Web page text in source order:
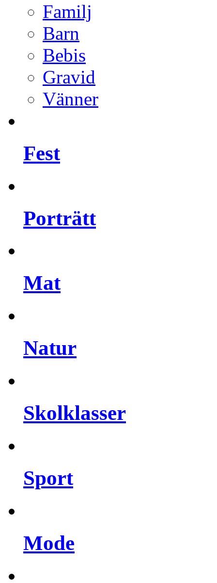
Familj
Barn
Bebis
Gravid
Vänner
Fest
Porträtt
Mat
Natur
Skolklasser
Sport
Mode